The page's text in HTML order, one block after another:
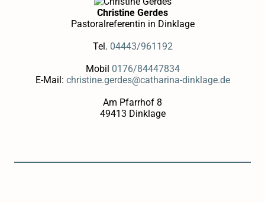
Christine Gerdes
Pastoralreferentin in Dinklage
Tel. 04443/961192
Mobil 0176/84447834
E-Mail: christine.gerdes@catharina-dinklage.de
Am Pfarrhof 8
49413 Dinklage